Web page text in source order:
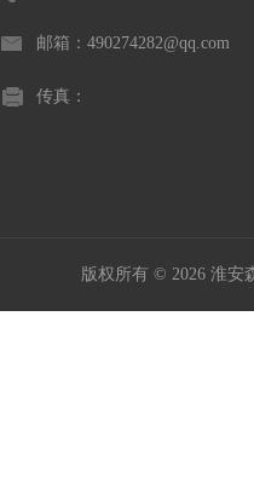
邮箱：490274282@qq.com
传真：
版权所有 © 2026 淮